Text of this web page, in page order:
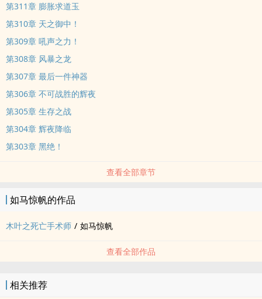
第311章 膨胀求道玉
第310章 天之御中！
第309章 吼声之力！
第308章 风暴之龙
第307章 最后一件神器
第306章 不可战胜的辉夜
第305章 生存之战
第304章 辉夜降临
第303章 黑绝！
查看全部章节
如马惊帆的作品
木叶之死亡手术师 / 如马惊帆
查看全部作品
相关推荐